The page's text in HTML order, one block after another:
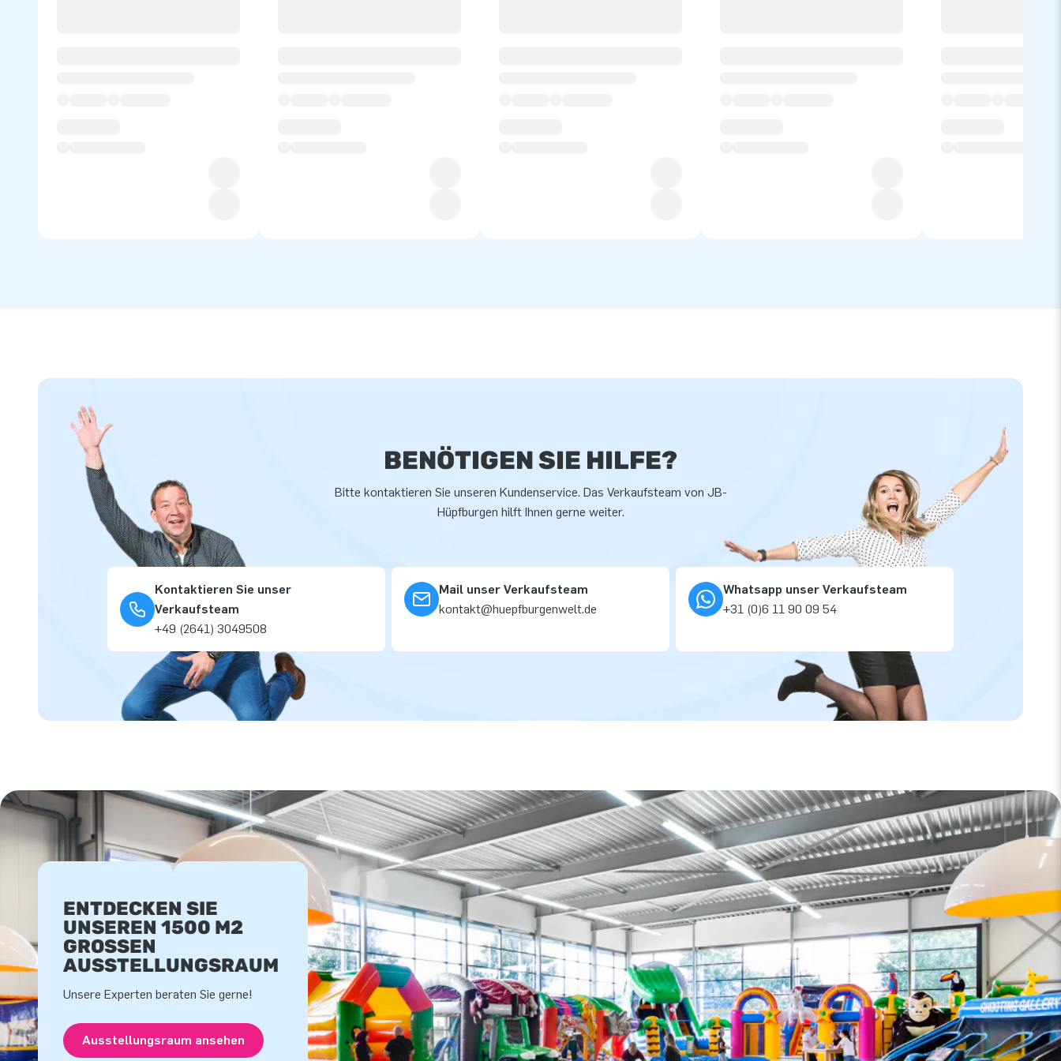
BENÖTIGEN SIE HILFE?
Bitte kontaktieren Sie unseren Kundenservice. Das Verkaufsteam von JB-
Hüpfburgen hilft Ihnen gerne weiter.
Kontaktieren Sie unser
Verkaufsteam
+49 (2641) 3049508
Mail unser Verkaufsteam
kontakt@huepfburgenwelt.de
Whatsapp unser Verkaufsteam
+31 (0)6 11 90 09 54
ENTDECKEN SIE
UNSEREN 1500 M2
GROSSEN A
USSTELLUNGSRAUM
Unsere Experten beraten Sie gerne!
Ausstellungsraum ansehen